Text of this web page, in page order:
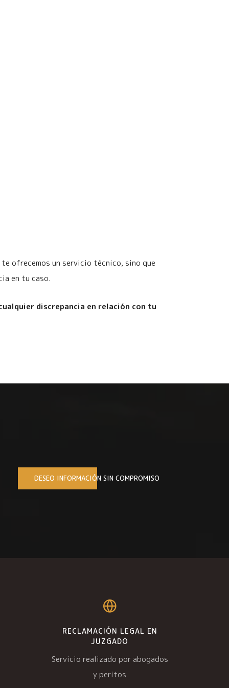
ofrecemos un servicio técnico, sino que
en tu caso.
discrepancia en relación con tu
DESEO INFORMACIÓN SIN COMPROMISO
RECLAMACIÓN LEGAL EN
JUZGADO
Servicio realizado por abogados
y peritos